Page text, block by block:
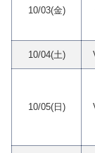
10/03(金)
10/04(土)
10/05(日)